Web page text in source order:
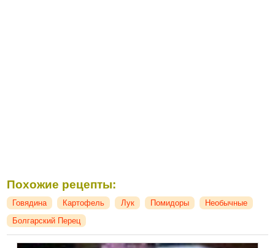
Похожие рецепты:
Говядина Картофель Лук Помидоры
Необычные
Болгарский Перец